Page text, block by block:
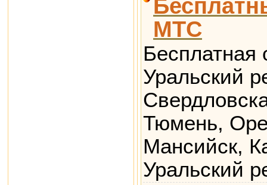
МТС
Бесплатная
Уральский
Тюмень,
Мансийск,
Уральский